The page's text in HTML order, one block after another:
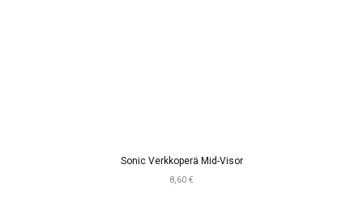
Sonic Verkkoperä Mid-Visor
8,60 €